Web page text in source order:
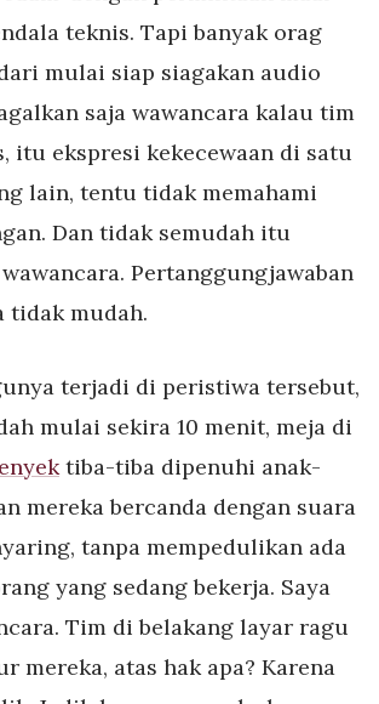
teknis. Tapi banyak orag
mulai siap siagakan audio
saja wawancara kalau tim
itu ekspresi kekecewaan di satu
lain, tentu tidak memahami
Dan tidak semudah itu
Pertanggungjawaban
tidak mudah.
terjadi di peristiwa tersebut,
mulai sekira 10 menit, meja di
tiba-tiba dipenuhi anak-
mereka bercanda dengan suara
tanpa mempedulikan ada
yang sedang bekerja. Saya
Tim di belakang layar ragu
mereka, atas hak apa? Karena